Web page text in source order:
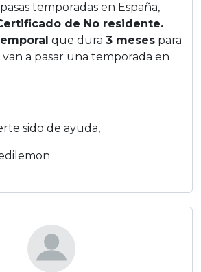
temporadas en España,
de No residente.
que dura 3 meses para
a pasar una temporada en
sido de ayuda,